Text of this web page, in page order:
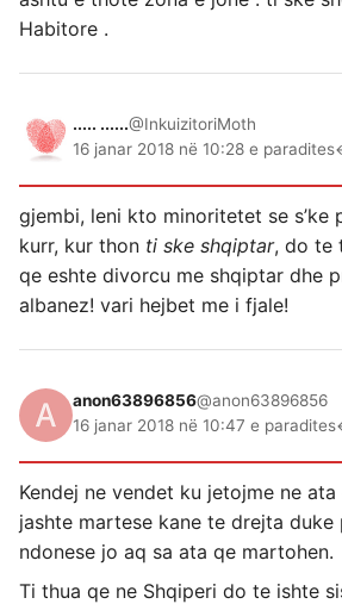
Habitore .
..... ......@InkuizitoriMoth
16 janar 2018 në 10:28 e paradites
gjembi, leni kto minoritetet se s’ke
kurr, kur thon ti ske shqiptar, do te
qe eshte divorcu me shqiptar dhe
albanez! vari hejbet me i fjale!
anon63896856@anon63896856
16 janar 2018 në 10:47 e paradites
Kendej ne vendet ku jetojme ne
jashte martese kane te drejta
ndonese jo aq sa ata qe martohen.
Ti thua qe ne Shqiperi do te ishte